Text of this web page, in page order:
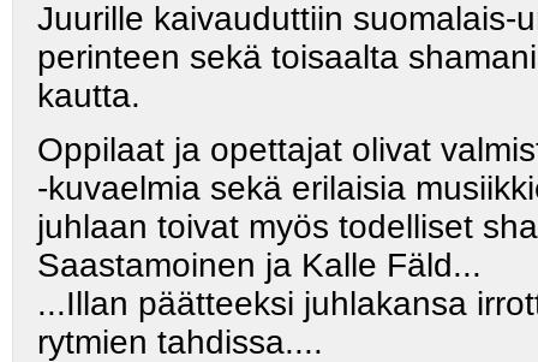
Juurille kaivauduttiin suomalais-
perinteen sekä toisaalta
kautta.
Oppilaat ja opettajat olivat
-kuvaelmia sekä erilaisia
juhlaan toivat myös todelliset
Saastamoinen ja Kalle Fäld...
...Illan päätteeksi juhlakansa
rytmien tahdissa....